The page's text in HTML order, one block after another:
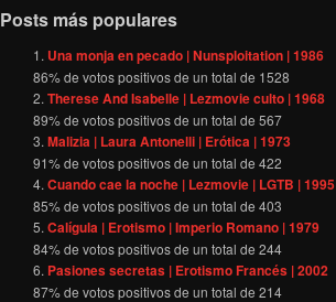
Posts más populares
Una monja en pecado | Nunsploitation | 1986
86% de votos positivos de un total de 1528
Therese And Isabelle | Lezmovie culto | 1968
89% de votos positivos de un total de567
Malizia | Laura Antonelli | Erótica | 1973
91% de votos positivos de un total de422
Cuando cae la noche | Lezmovie | LGTB | 1995
85% de votos positivos de un total de403
Calígula | Erotismo | Imperio Romano | 1979
84% de votos positivos de un total de244
Pasiones secretas | Erotismo Francés | 2002
87% de votos positivos de un total de214